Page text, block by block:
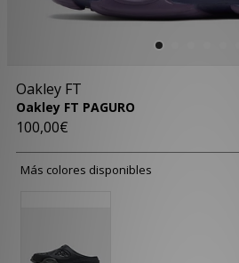
Oakley FT
Oakley FT PAGURO
100,00€
Más colores disponibles